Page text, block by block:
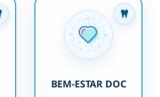
BEM-ESTAR DOC